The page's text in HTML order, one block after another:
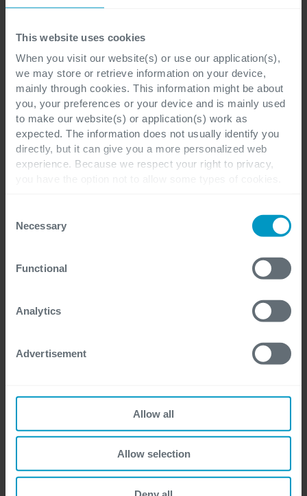
This website uses cookies
When you visit our website(s) or use our application(s),
we may store or retrieve information on your device,
mainly through cookies. This information might be about
you, your preferences or your device and is mainly used
to make our website(s) or application(s) work as
expected. The information does not usually identify you
directly, but it can give you a more personalized web
experience. Because we respect your right to privacy,
you disable certain cookies, you should be aware that
certain website or application elements may be impacted
and interfere with your experience of the website and the
services we are able to offer.
Selection
Necessary
Functional
Analytics
Advertisement
Allow all
Allow selection
E-mail*
Ik heb de privacyverklaring gelezen en
begrijp dat mijn persoonlijke gegevens
zullen worden verwerkt om toegang te
krijgen tot de gevraagde
verwerking van uw persoonlijke gegevens,
privacyverklaring